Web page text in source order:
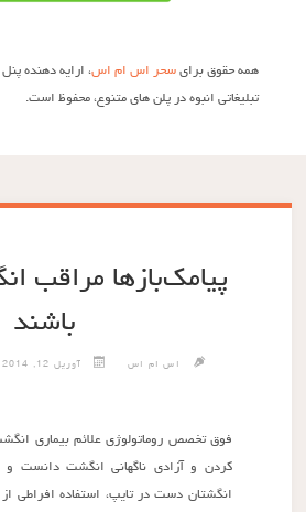
همه حقوق برایسحر اس ام اس
تبلیغاتی انبوه در پلن های متنوع، محفوظ است.
‌پیامک‌بازها مراقب
باشند
اس ام اس آوریل 12, 2014
فوق تخصص روماتولوژی علائم بیماری
کردن و آزادی ناگهانی انگشت دانست و
انگشتان دست در تایپ، استفاده افراطی از